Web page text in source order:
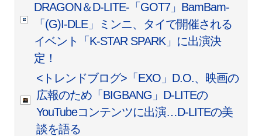
DRAGON＆D-LITE-「GOT7」BamBam-
「(G)I-DLE」ミンニ、タイで開催される
イベント「K-STAR SPARK」に出演決
定！
<トレンドブログ>「EXO」D.O.、映画の
広報のため「BIGBANG」D-LITEの
YouTubeコンテンツに出演…D-LITEの美
談を語る